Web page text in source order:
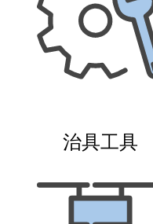
治具工具